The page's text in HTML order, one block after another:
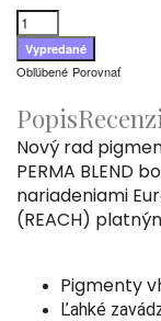
Obľúbené Porovnať
Popis
Nový rad
PERMA BLEND
nariadeniami
(REACH)
Pigmenty
Ľahké